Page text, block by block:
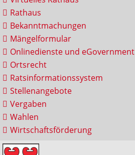
Rathaus
Bekanntmachungen
Mängelformular
Onlinedienste und eGovernment
Ortsrecht
Ratsinformationssystem
Stellenangebote
Vergaben
Wahlen
Wirtschaftsförderung